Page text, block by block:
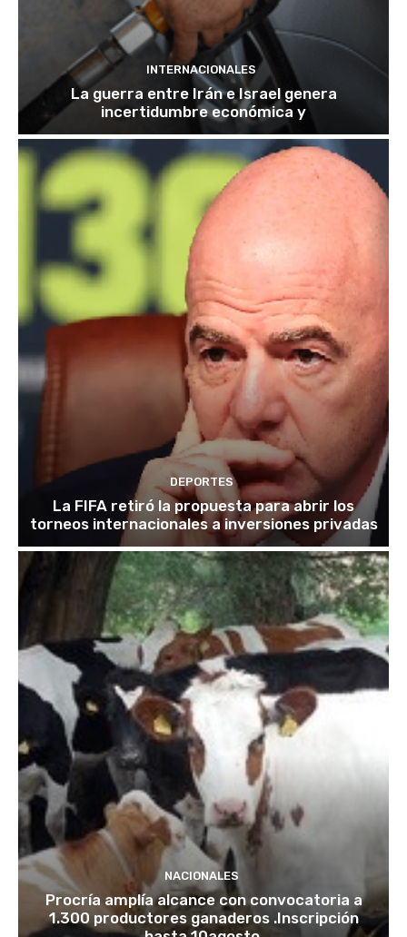
INTERNACIONALES
La guerra entre Irán e Israel genera
incertidumbre económica y
DEPORTES
La FIFA retiró la propuesta para abrir los
torneos internacionales a inversiones privadas
NACIONALES
Procría amplía alcance con convocatoria a
1.300 productores ganaderos .Inscripción